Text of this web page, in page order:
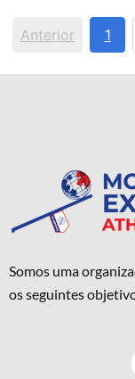
Anterior 1
Somos uma
os seguintes